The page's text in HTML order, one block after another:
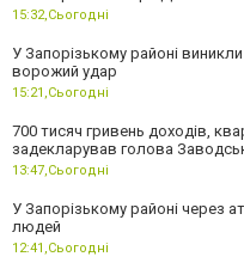
15:32, Сьогодні
У Запорізькому районі
ворожий удар
15:21, Сьогодні
700 тисяч гривень доходів,
задекларував голова
13:47, Сьогодні
У Запорізькому районі через
людей
12:41, Сьогодні